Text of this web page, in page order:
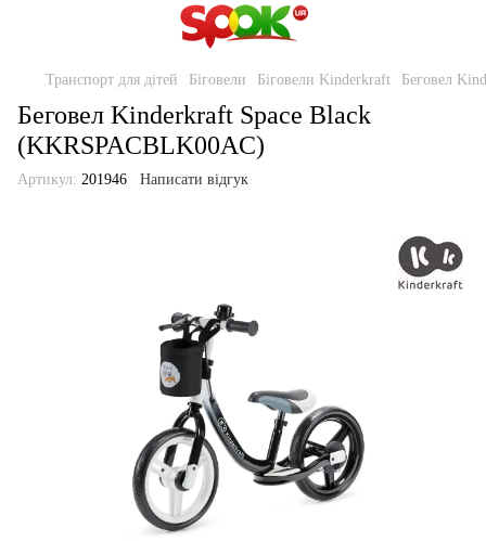
Транспорт для дітей Біговели Біговели Kinderkraft Беговел
Беговел Kinderkraft Space Black
(KKRSPACBLK00AC)
Артикул: 201946 Написати відгук